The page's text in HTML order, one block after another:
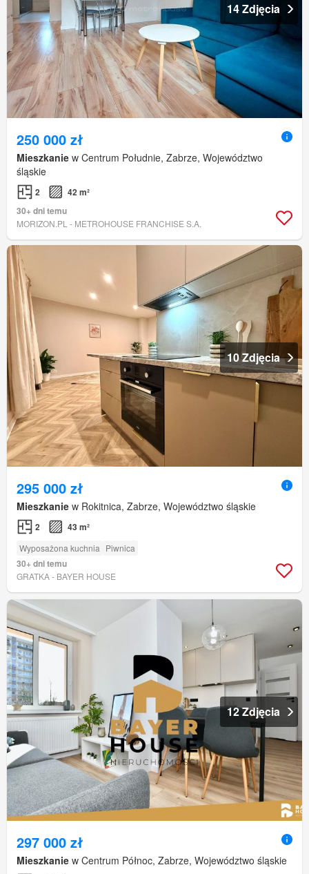
14 Zdjęcia
250 000 zł
Mieszkanie w Centrum Południe, Zabrze, Województwo
śląskie
2
42 m²
30+ dni temu
MORIZON.PL - METROHOUSE FRANCHISE S.A.
10 Zdjęcia
295 000 zł
Mieszkanie w Rokitnica, Zabrze, Województwo śląskie
2 43 m²
Wyposażona kuchnia Piwnica
30+ dni temu
GRATKA - BAYER HOUSE
12 Zdjęcia
297 000 zł
Mieszkanie w Centrum Północ, Zabrze, Województwo śląskie